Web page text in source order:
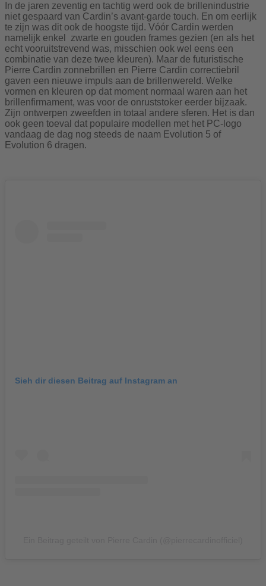
In de jaren zeventig en tachtig werd ook de brillenindustrie
niet gespaard van Cardin’s avant-garde touch. En om eerlijk
te zijn was dit ook de hoogste tijd. Vóór Cardin werden
namelijk enkel zwarte en gouden frames gezien (en als het
echt vooruitstrevend was, misschien ook wel eens een
combinatie van deze twee kleuren). Maar de futuristische
Pierre Cardin zonnebrillen en Pierre Cardin correctiebril
gaven een nieuwe impuls aan de brillenwereld. Welke
vormen en kleuren op dat moment normaal waren aan het
brillenfirmament, was voor de onruststoker eerder bijzaak.
Zijn ontwerpen zweefden in totaal andere sferen. Het is dan
ook geen toeval dat populaire modellen met het PC-logo
vandaag de dag nog steeds de naam Evolution 5 of
Evolution 6 dragen.
Sieh dir diesen Beitrag auf Instagram an